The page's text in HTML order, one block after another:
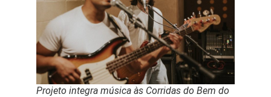
Projeto integra música às Corridas do Bem do